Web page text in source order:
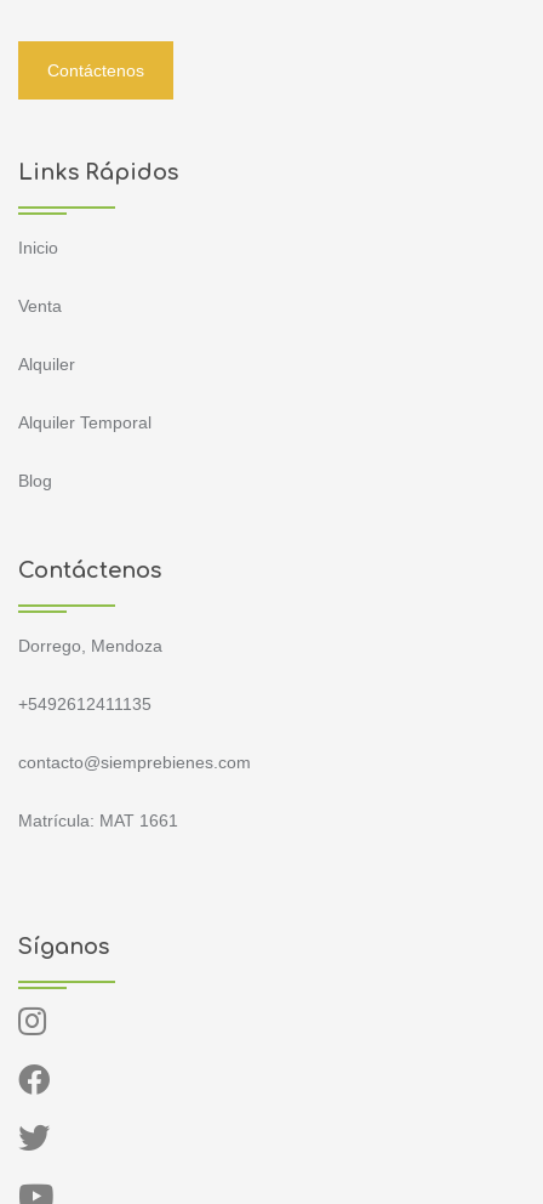
Contáctenos
Links Rápidos
Inicio
Venta
Alquiler
Alquiler Temporal
Blog
Contáctenos
Dorrego, Mendoza
+5492612411135
contacto@siemprebienes.com
Matrícula: MAT 1661
Síganos